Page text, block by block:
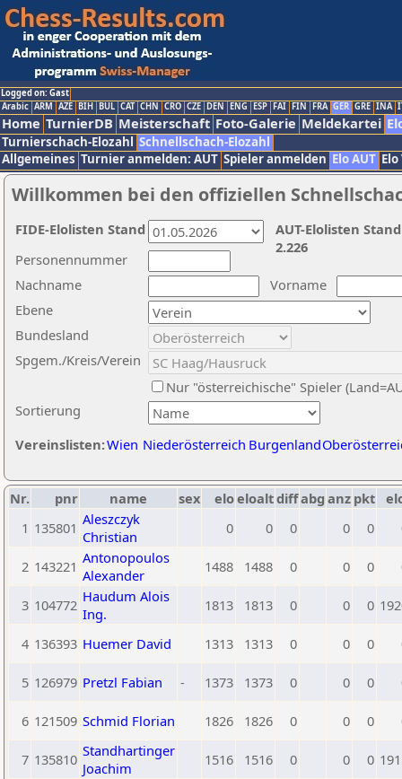
Logged on: Gast
Arabic ARM AZE BIH BUL CAT CHN CRO CZE DEN ENG ESP FAI FIN FRA GER GRE INA
Home TurnierDB Meisterschaft Foto-Galerie Meldekartei
Turnierschach-Elozahl Schnellschach-Elozahl
Allgemeines Turnier anmelden: AUT Spieler anmelden Elo AUT
Willkommen bei den offiziellen
Nachname
Vorname
Ebene
Sortierung
Personennummer
Bundesland
Spgem./Kreis/Verein
Nur "österreichische" Spieler
Vereinslisten:Wien Niederösterreich Burgenland
AUT-Elolisten
2.226
FIDE-Elolisten Stand
Nr. pnr name sex eloeloaltdiffabg anz pkt
1 135801 Aleszczyk
Christian
0 0 0 0 0
2 143221 Antonopoulos
Alexander
1488 1488 0 0 0
3 104772 Haudum Alois
Ing.
1813 1813 0 0 0
4 136393 Huemer David 1313 1313 0 0 0
5 126979 Pretzl Fabian - 1373 1373 0 0 0
6 121509 Schmid Florian 1826 1826 0 0 0
7 135810 Standhartinger
Joachim
1516 1516 0 0 0